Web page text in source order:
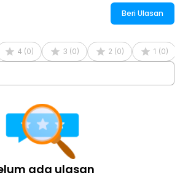
Beri Ulasan
4 (0) 3 (0) 2 (0) 1 (0)
ada ulasan